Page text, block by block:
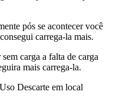
pós se acontecer você
carrega-la mais.
carga a falta de carga
mais carrega-la.
Descarte em local